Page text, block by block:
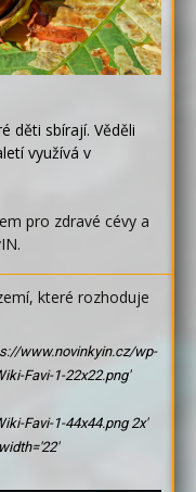
děti sbírají. Věděli
využívá v
pro zdravé cévy a
.
které rozhoduje
www.novinkyin.cz/wp-
Favi-1-22x22.png'
Favi-1-44x44.png 2x'